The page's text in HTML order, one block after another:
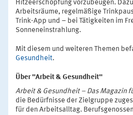
Hitzeerschöpfung vorzubeugen.
Arbeitsräume, regelmäßige
Trink-App und – bei Tätigkeiten im
Sonneneinstrahlung.
Mit diesem und weiteren Themen
Gesundheit.
Über "Arbeit & Gesundheit"
Arbeit & Gesundheit – Das Magazin
die Bedürfnisse der Zielgruppe
für den Arbeitsalltag.